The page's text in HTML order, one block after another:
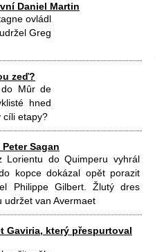
Daniel Martin
ovládl
Greg
zeď?
Mûr de
hned
cíli etapy?
Sagan
do Quimperu vyhrál
kopce dokázal opět porazit
Philippe Gilbert. Žlutý dres
udržet van Avermaet
Gaviria, který přespurtoval